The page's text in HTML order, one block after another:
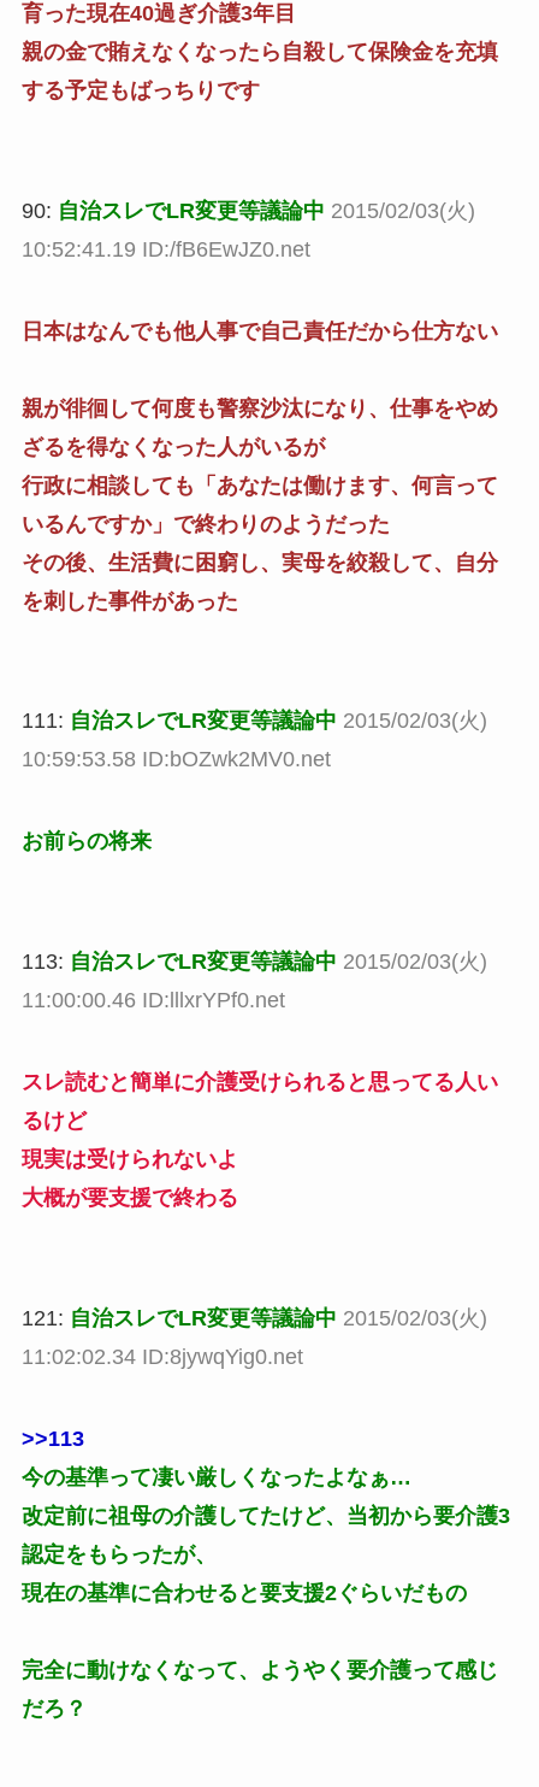
育った現在40過ぎ介護3年目
親の金で賄えなくなったら自殺して保険金を充填
する予定もばっちりです
90: 自治スレでLR変更等議論中 2015/02/03(火)
10:52:41.19 ID:/fB6EwJZ0.net
日本はなんでも他人事で自己責任だから仕方ない
親が徘徊して何度も警察沙汰になり、仕事をやめ
ざるを得なくなった人がいるが
行政に相談しても「あなたは働けます、何言って
いるんですか」で終わりのようだった
その後、生活費に困窮し、実母を絞殺して、自分
を刺した事件があった
111: 自治スレでLR変更等議論中 2015/02/03(火)
10:59:53.58 ID:bOZwk2MV0.net
お前らの将来
113: 自治スレでLR変更等議論中 2015/02/03(火)
11:00:00.46 ID:lllxrYPf0.net
スレ読むと簡単に介護受けられると思ってる人い
るけど
現実は受けられないよ
大概が要支援で終わる
121: 自治スレでLR変更等議論中 2015/02/03(火)
11:02:02.34 ID:8jywqYig0.net
>>113
今の基準って凄い厳しくなったよなぁ…
改定前に祖母の介護してたけど、当初から要介護3
認定をもらったが、
現在の基準に合わせると要支援2ぐらいだもの
完全に動けなくなって、ようやく要介護って感じ
だろ？